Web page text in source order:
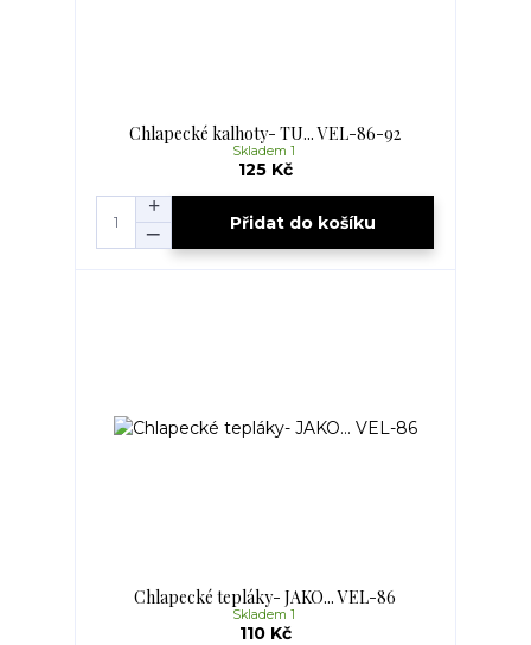
Chlapecké kalhoty- TU... VEL-86-92
125 Kč
Skladem 1
Přidat do košíku
Chlapecké tepláky- JAKO... VEL-86
110 Kč
Skladem 1